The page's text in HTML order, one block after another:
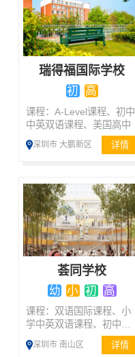
瑞得福国际学校
初 高
课程：A-Level课程、初中
中英双语课程、美国高中
深圳市 大鹏新区 详情
荟同学校
幼 小 初 高
课程：双语国际课程、小
学中英双语课程、初中中
英双语课程、美国高中
深圳市 南山区 详情